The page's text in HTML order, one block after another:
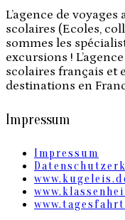
L’agence de
scolaires (Ecoles,
sommes les
excursions !
scolaires français et
destinations en
Impressum
Impressum